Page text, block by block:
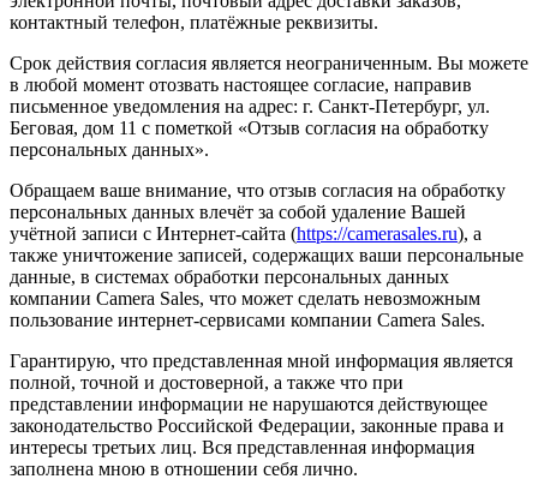
контактный телефон, платёжные реквизиты.
Срок действия согласия является неограниченным. Вы можете
в любой момент отозвать настоящее согласие, направив
письменное уведомления на адрес: г. Санкт-Петербург, ул.
Беговая, дом 11 с пометкой «Отзыв согласия на обработку
персональных данных».
Обращаем ваше внимание, что отзыв согласия на обработку
персональных данных влечёт за собой удаление Вашей
учётной записи с Интернет-сайта (https://camerasales.ru), а
также уничтожение записей, содержащих ваши персональные
данные, в системах обработки персональных данных
компании Camera Sales, что может сделать невозможным
пользование интернет-сервисами компании Camera Sales.
Гарантирую, что представленная мной информация является
полной, точной и достоверной, а также что при
представлении информации не нарушаются действующее
законодательство Российской Федерации, законные права и
интересы третьих лиц. Вся представленная информация
заполнена мною в отношении себя лично.